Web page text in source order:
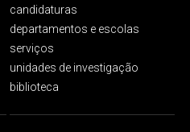
candidaturas
departamentos e escolas
serviços
unidades de investigação
biblioteca